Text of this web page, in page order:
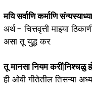
मयि सर्वाणि कर्माणि
अर्थ - चित्तवृत्ती माझ्या
असा तू युद्ध कर.
तू मानसा नियम करीं|निश्चळु
ही ओवी गीतेतील तिसऱ्या